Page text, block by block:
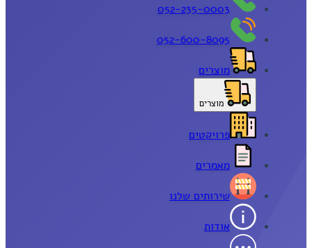
052-235-0003
052-600-8095
מוצרים
מוצרים
פרויקטים
מאמרים
שירותים שלנו
אודות